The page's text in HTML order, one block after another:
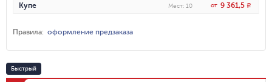
Купе Мест: 10 от 9 361,5 R
Правила: оформление предзаказа
Быстрый